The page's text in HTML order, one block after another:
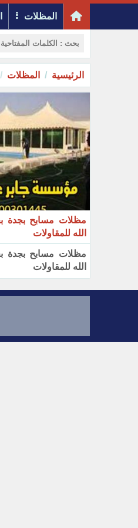
المظلات
الرئيسية المظلات
الله للمقاولات
الله للمقاولات